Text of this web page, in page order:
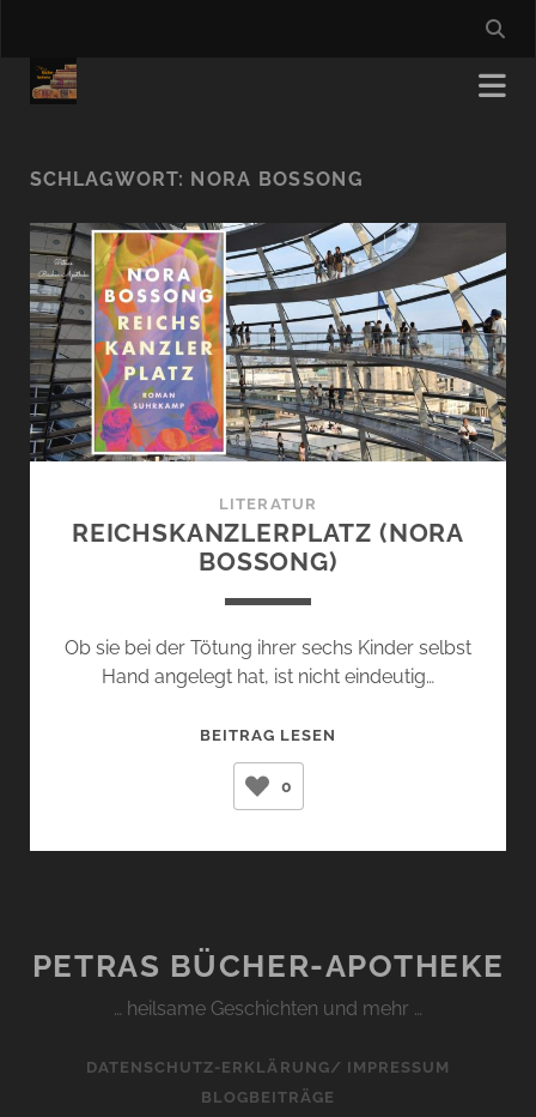
SCHLAGWORT: NORA BOSSONG
LITERATUR
REICHSKANZLERPLATZ (NORA
BOSSONG)
Ob sie bei der Tötung ihrer sechs Kinder selbst
Hand angelegt hat, ist nicht eindeutig…
BEITRAG LESEN
0
PETRAS BÜCHER-APOTHEKE
… heilsame Geschichten und mehr …
DATENSCHUTZ-ERKLÄRUNG/ IMPRESSUM
BLOGBEITRÄGE